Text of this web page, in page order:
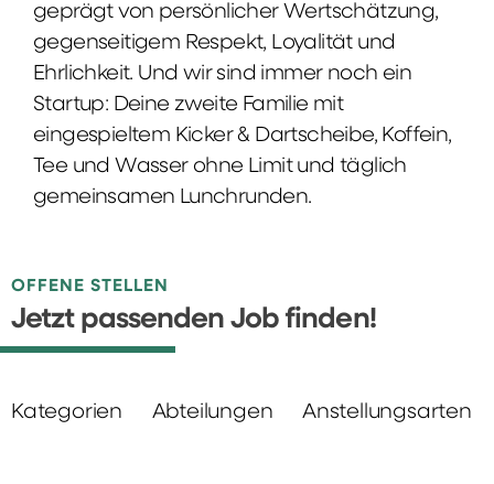
geprägt von persönlicher Wertschätzung,
gegenseitigem Respekt, Loyalität und
Ehrlichkeit. Und wir sind immer noch ein
Startup: Deine zweite Familie mit
eingespieltem Kicker & Dartscheibe, Koffein,
Tee und Wasser ohne Limit und täglich
gemeinsamen Lunchrunden.
OFFENE STELLEN
Jetzt passenden Job finden!
Kategorien Abteilungen Anstellungsarten